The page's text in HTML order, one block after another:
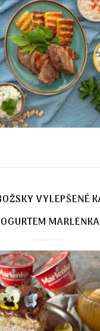
VYLEPŠENÉ
MARLENKA